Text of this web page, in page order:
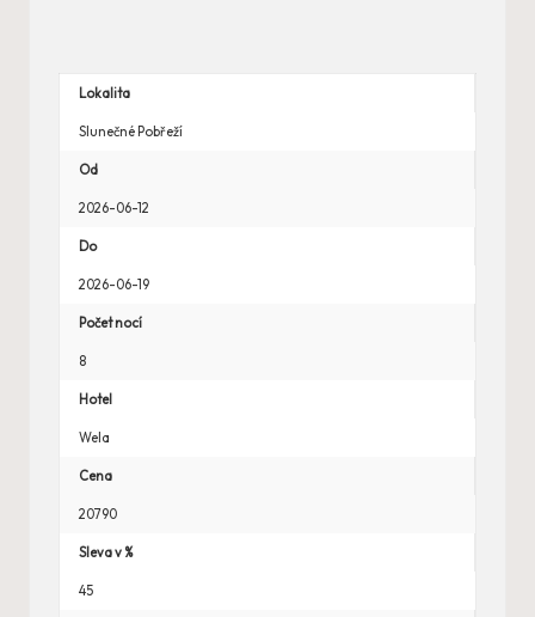
Lokalita
Slunečné Pobřeží
Od
2026-06-12
Do
2026-06-19
Počet nocí
8
Hotel
Wela
Cena
20790
Sleva v %
45